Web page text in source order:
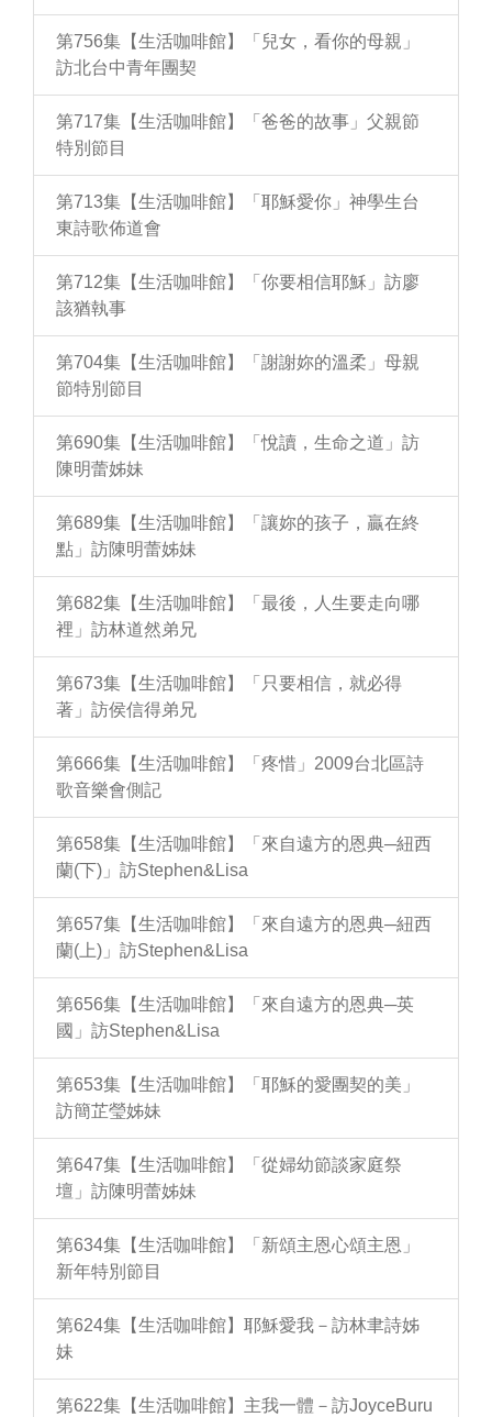
第756集【生活咖啡館】「兒女，看你的母親」
訪北台中青年團契
第717集【生活咖啡館】「爸爸的故事」父親節
特別節目
第713集【生活咖啡館】「耶穌愛你」神學生台
東詩歌佈道會
第712集【生活咖啡館】「你要相信耶穌」訪廖
該猶執事
第704集【生活咖啡館】「謝謝妳的溫柔」母親
節特別節目
第690集【生活咖啡館】「悅讀，生命之道」訪
陳明蕾姊妹
第689集【生活咖啡館】「讓妳的孩子，贏在終
點」訪陳明蕾姊妹
第682集【生活咖啡館】「最後，人生要走向哪
裡」訪林道然弟兄
第673集【生活咖啡館】「只要相信，就必得
著」訪侯信得弟兄
第666集【生活咖啡館】「疼惜」2009台北區詩
歌音樂會側記
第658集【生活咖啡館】「來自遠方的恩典─紐西
蘭(下)」訪Stephen&Lisa
第657集【生活咖啡館】「來自遠方的恩典─紐西
蘭(上)」訪Stephen&Lisa
第656集【生活咖啡館】「來自遠方的恩典─英
國」訪Stephen&Lisa
第653集【生活咖啡館】「耶穌的愛團契的美」
訪簡芷瑩姊妹
第647集【生活咖啡館】「從婦幼節談家庭祭
壇」訪陳明蕾姊妹
第634集【生活咖啡館】「新頌主恩心頌主恩」
新年特別節目
第624集【生活咖啡館】耶穌愛我－訪林聿詩姊
妹
第622集【生活咖啡館】主我一體－訪JoyceBuru